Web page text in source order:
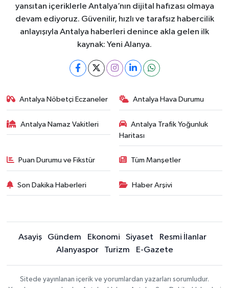
yansıtan içeriklerle Antalya’nın dijital hafızası olmaya
devam ediyoruz. Güvenilir, hızlı ve tarafsız habercilik
anlayışıyla Antalya haberleri denince akla gelen ilk
kaynak: Yeni Alanya.
Antalya Nöbetçi Eczaneler Antalya Hava Durumu
Antalya Namaz Vakitleri
Antalya Trafik Yoğunluk
Haritası
Puan Durumu ve Fikstür Tüm Manşetler
Son Dakika Haberleri Haber Arşivi
Asayiş Gündem Ekonomi Siyaset
Resmi İlanlar
Alanyaspor
Turizm E-Gazete
Sitede yayınlanan içerik ve yorumlardan yazarları sorumludur.